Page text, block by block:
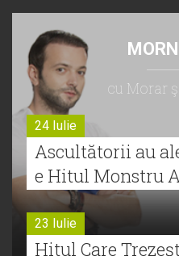
cu Morar
24 Iulie
Ascultătorii au
e Hitul Monstru
23 Iulie
Hitul Care